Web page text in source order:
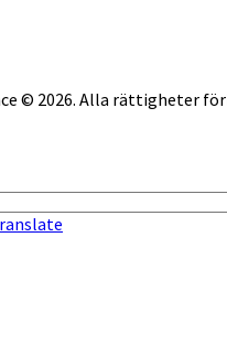
© 2026. Alla rättigheter